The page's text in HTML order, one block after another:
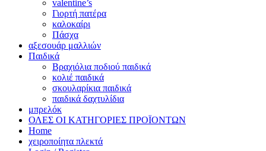
valentine’s
Γιορτή πατέρα
καλοκαίρι
Πάσχα
αξεσουάρ μαλλιών
Παιδικά
Βραχιόλια ποδιού παιδικά
κολιέ παιδικά
σκουλαρίκια παιδικά
παιδικά δαχτυλίδια
μπρελόκ
ΟΛΕΣ ΟΙ ΚΑΤΗΓΟΡΙΕΣ ΠΡΟΪΟΝΤΩΝ
Home
χειροποίητα πλεκτά